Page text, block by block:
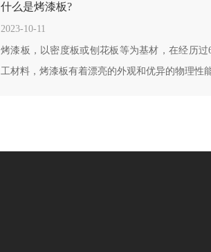
什么是烤漆板?
2023-10-11
烤漆板，以密度板或刨花板等为基材，在经历
工材料，烤漆板有着漂亮的外观和优异的物理性